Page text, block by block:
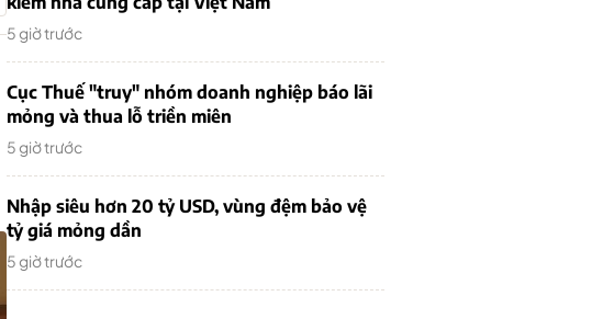
5 giờ trước
Cục Thuế "truy" nhóm doanh nghiệp báo lãi
mỏng và thua lỗ triền miên
5 giờ trước
Nhập siêu hơn 20 tỷ USD, vùng đệm bảo vệ
tỷ giá mỏng dần
5 giờ trước